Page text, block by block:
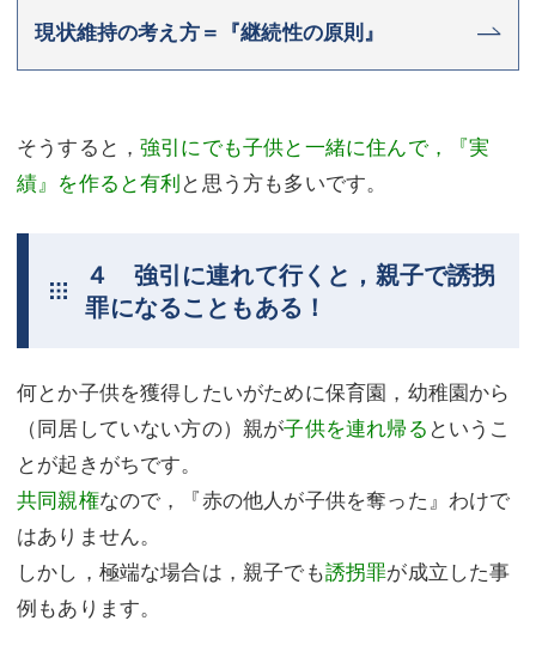
現状維持の考え方＝『継続性の原則』
そうすると，強引にでも子供と一緒に住んで，『実
績』を作ると有利と思う方も多いです。
４ 強引に連れて行くと，親子で誘拐
罪になることもある！
何とか子供を獲得したいがために保育園，幼稚園から
（同居していない方の）親が子供を連れ帰る というこ
とが起きがちです。
共同親権なので，『赤の他人が子供を奪った』わけで
はありません。
しかし，極端な場合は，親子でも誘拐罪が成立した事
例もあります。